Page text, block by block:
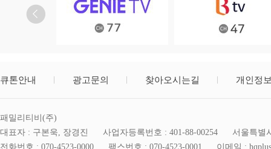
큐톤안내 광고문의 찾아오시는길 개인정
패밀리티비(주)
대표자 : 구본욱, 장경진
사업자등록번호 : 401-88-00254
서울특별
전화번호 : 070-4523-0000
팩스번호 : 070-4523-0001 이메일 :